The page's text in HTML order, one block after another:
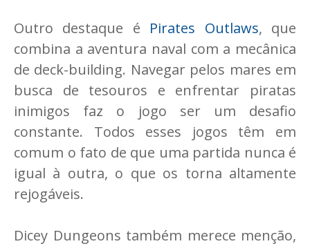
Outro destaque é Pirates Outlaws, que
combina a aventura naval com a mecânica
de deck-building. Navegar pelos mares em
busca de tesouros e enfrentar piratas
inimigos faz o jogo ser um desafio
constante. Todos esses jogos têm em
comum o fato de que uma partida nunca é
igual à outra, o que os torna altamente
rejogáveis.
Dicey Dungeons também merece menção,